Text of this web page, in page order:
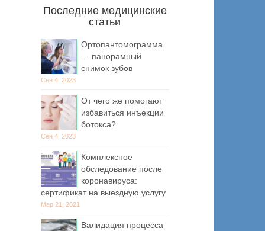
Последние медицинские
статьи
Ортопантомограмма
— панорамный
снимок зубов
Сен 4, 2023
От чего же помогают
избавиться инъекции
ботокса?
Сен 4, 2023
Комплексное
обследование после
коронавируса:
сертификат на выездную услугу
Мар 21, 2021
Валидация процесса